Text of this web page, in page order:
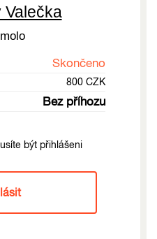
Valečka
Skončeno
800 CZK
Bez příhozu
být přihlášeni